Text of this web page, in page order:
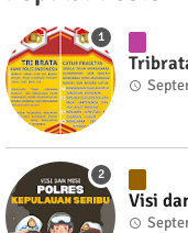
Visi